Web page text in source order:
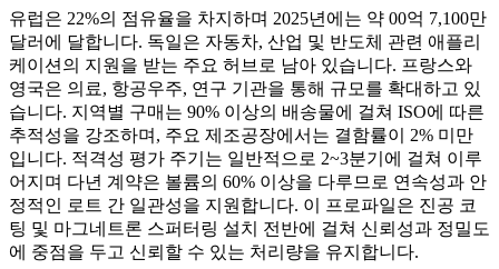
유럽은 22%의 점유율을 차지하며 2025년에는 약 00억 7,100만
달러에 달합니다. 독일은 자동차, 산업 및 반도체 관련 애플리
케이션의 지원을 받는 주요 허브로 남아 있습니다. 프랑스와
영국은 의료, 항공우주, 연구 기관을 통해 규모를 확대하고 있
습니다. 지역별 구매는 90% 이상의 배송물에 걸쳐 ISO에 따른
추적성을 강조하며, 주요 제조공장에서는 결함률이 2% 미만
입니다. 적격성 평가 주기는 일반적으로 2~3분기에 걸쳐 이루
어지며 다년 계약은 볼륨의 60% 이상을 다루므로 연속성과 안
정적인 로트 간 일관성을 지원합니다. 이 프로파일은 진공 코
팅 및 마그네트론 스퍼터링 설치 전반에 걸쳐 신뢰성과 정밀도
에 중점을 두고 신뢰할 수 있는 처리량을 유지합니다.